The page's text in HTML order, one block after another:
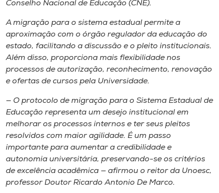
Rádio
Museu
Unoesc
Store
Selecione
o idioma
A+
A-
Conselho Nacional de Educação (CNE).
A migração para o sistema estadual permite a
aproximação com o órgão regulador da educação do
estado, facilitando a discussão e o pleito institucionais.
Além disso, proporciona mais flexibilidade nos
processos de autorização, reconhecimento, renovação
e ofertas de cursos pela Universidade.
— O protocolo de migração para o Sistema Estadual de
Educação representa um desejo institucional em
melhorar os processos internos e ter seus pleitos
resolvidos com maior agilidade. É um passo
importante para aumentar a credibilidade e
autonomia universitária, preservando-se os critérios
de excelência acadêmica — afirmou o reitor da Unoesc,
professor Doutor Ricardo Antonio De Marco.